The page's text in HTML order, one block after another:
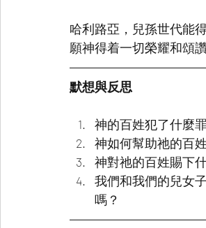
哈利路亞，兒孫世代能
願神得着一切榮耀和頌讚
默想與反思
神的百姓犯了什麼
神如何幫助祂的百
神對祂的百姓賜下
我們和我們的兒女
嗎？